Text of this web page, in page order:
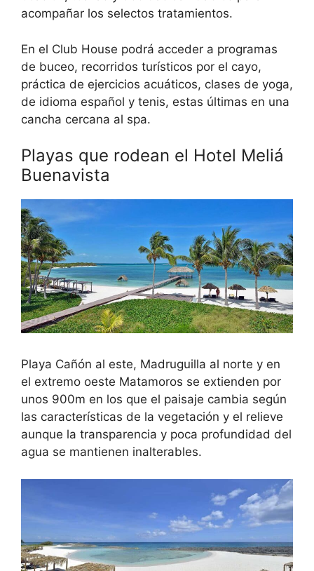
acompañar los selectos tratamientos.
En el Club House podrá acceder a programas
de buceo, recorridos turísticos por el cayo,
práctica de ejercicios acuáticos, clases de yoga,
de idioma español y tenis, estas últimas en una
cancha cercana al spa.
Playas que rodean el Hotel Meliá
Buenavista
Playa Cañón al este, Madruguilla al norte y en
el extremo oeste Matamoros se extienden por
unos 900m en los que el paisaje cambia según
las características de la vegetación y el relieve
aunque la transparencia y poca profundidad del
agua se mantienen inalterables.